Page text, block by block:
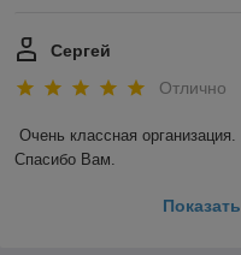
Сергей
Отлично
Очень классная
Спасибо Вам.